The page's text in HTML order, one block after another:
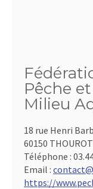
Pêche
Milieu
18 rue Henri
60150
Téléphone :
Email :
https://